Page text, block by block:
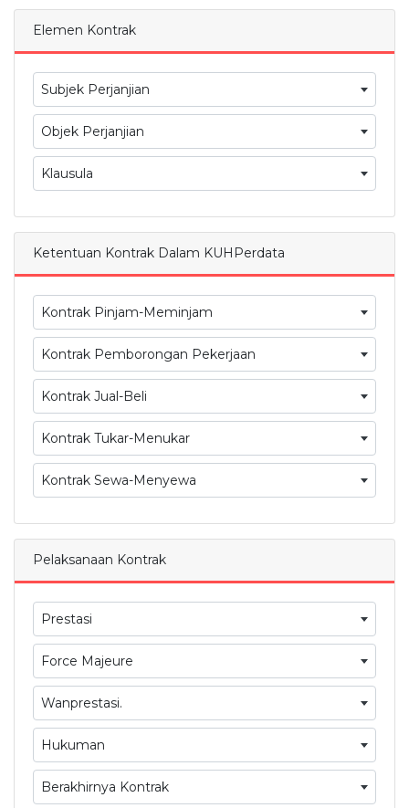
Elemen Kontrak
Subjek Perjanjian
Objek Perjanjian
Klausula
Ketentuan Kontrak Dalam KUHPerdata
Kontrak Pinjam-Meminjam
Kontrak Pemborongan Pekerjaan
Kontrak Jual-Beli
Kontrak Tukar-Menukar
Kontrak Sewa-Menyewa
Pelaksanaan Kontrak
Prestasi
Force Majeure
Wanprestasi.
Hukuman
Berakhirnya Kontrak